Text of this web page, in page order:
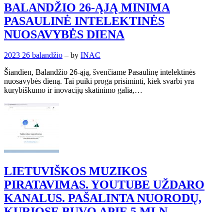
BALANDŽIO 26-ĄJĄ MINIMA
PASAULINĖ INTELEKTINĖS
NUOSAVYBĖS DIENA
2023 26 balandžio – by INAC
Šiandien, Balandžio 26-ąją, švenčiame Pasaulinę intelektinės
nuosavybės dieną. Tai puiki proga prisiminti, kiek svarbi yra
kūrybiškumo ir inovacijų skatinimo galia,…
LIETUVIŠKOS MUZIKOS
PIRATAVIMAS. YOUTUBE UŽDARO
KANALUS. PAŠALINTA NUORODŲ,